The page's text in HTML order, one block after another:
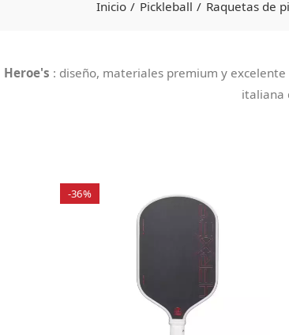
Inicio Pickleball Raquetas de
Heroe's : diseño, materiales premium y
italiana
-36%